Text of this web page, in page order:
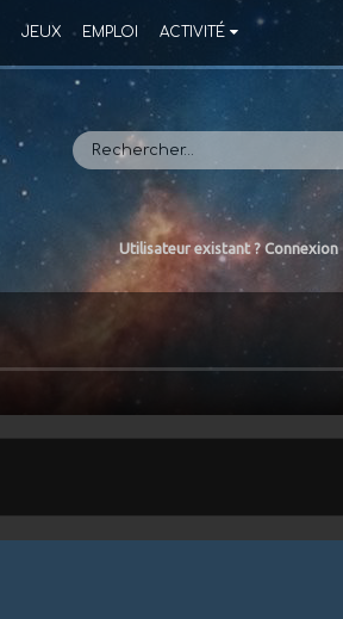
JEUX EMPLOI ACTIVITÉ
Utilisateur existant ? Connexion